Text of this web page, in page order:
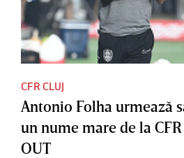
CFR CLUJ
Antonio Folha urmează
un nume mare de la
OUT